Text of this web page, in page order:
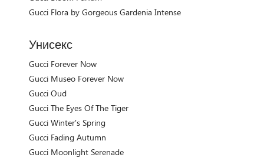
Gucci Flora by Gorgeous Gardenia Intense
Унисекс
Gucci Forever Now
Gucci Museo Forever Now
Gucci Oud
Gucci The Eyes Of The Tiger
Gucci Winter's Spring
Gucci Fading Autumn
Gucci Moonlight Serenade